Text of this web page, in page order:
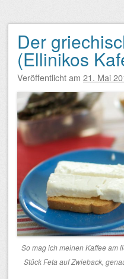
Beitragsnavigation
Der
(Ellinikos
Veröffentlicht am 21. Mai
So mag ich meinen Kaffee am
Stück Feta auf Zwieback,